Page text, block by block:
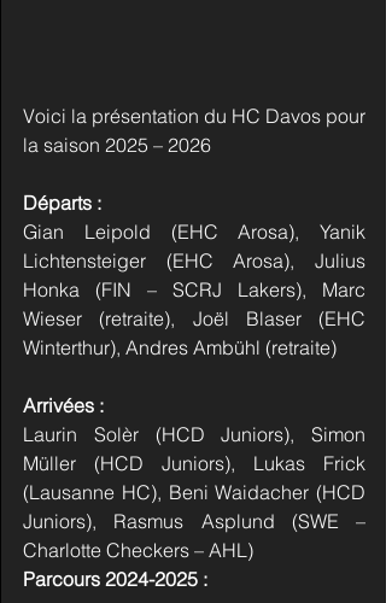
Voici la présentation du HC Davos pour
la saison 2025 – 2026
Départs :
Gian Leipold (EHC Arosa), Yanik
Lichtensteiger (EHC Arosa), Julius
Honka (FIN – SCRJ Lakers), Marc
Wieser (retraite), Joël Blaser (EHC
Winterthur), Andres Ambühl (retraite)
Arrivées :
Laurin Solèr (HCD Juniors), Simon
Müller (HCD Juniors), Lukas Frick
(Lausanne HC), Beni Waidacher (HCD
Juniors), Rasmus Asplund (SWE –
Charlotte Checkers – AHL)
Parcours 2024-2025 :